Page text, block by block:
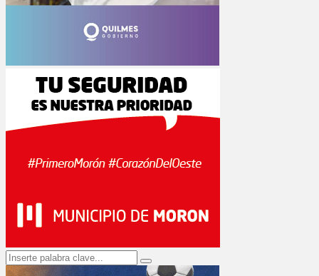
Search
for:
Search